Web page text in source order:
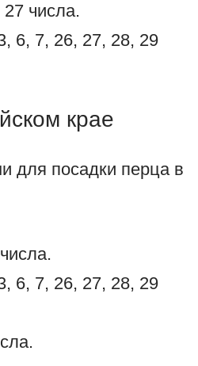
числа.
6, 7, 26, 27, 28, 29
крае
для посадки перца в
6, 7, 26, 27, 28, 29